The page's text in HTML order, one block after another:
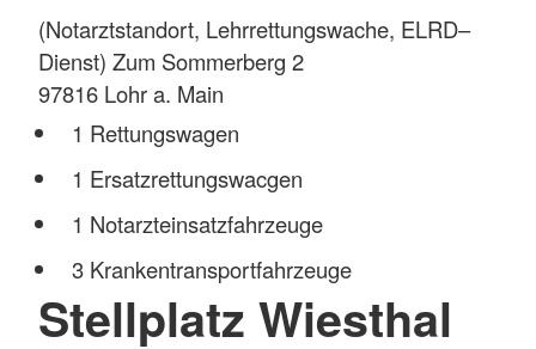
(Notarztstandort, Lehrrettungswache, ELRD–
Dienst) Zum Sommerberg 2
97816 Lohr a. Main
1 Rettungswagen
1 Ersatzrettungswacgen
1 Notarzteinsatzfahrzeuge
3 Krankentransportfahrzeuge
Stellplatz Wiesthal